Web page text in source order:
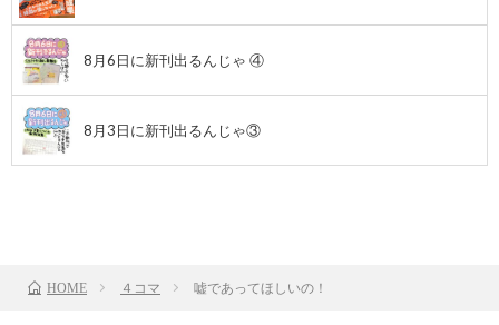
8月6日に新刊出るんじゃ ④
8月3日に新刊出るんじゃ③
HOME ４コマ 嘘であってほしいの！